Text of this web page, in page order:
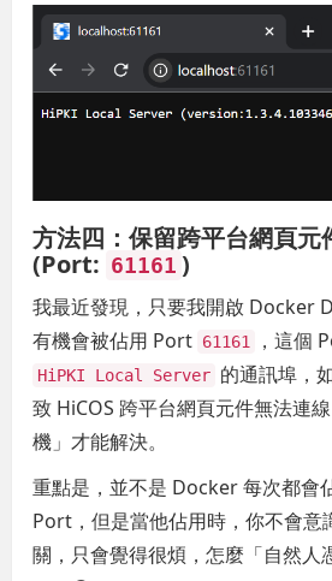
方法四：保留跨平台網頁元
(Port: 61161 )
我最近發現，只要我開啟 Docker
有機會被佔用 Port 61161 ，這個
HiPKI Local Server 的通訊埠，
致 HiCOS 跨平台網頁元件無法連
機」才能解決。
重點是，並不是 Docker 每次都會
Port，但是當他佔用時，你不會意
關，只會覺得很煩，怎麼「自然人